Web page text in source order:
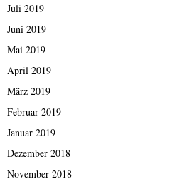
Juli 2019
Juni 2019
Mai 2019
April 2019
März 2019
Februar 2019
Januar 2019
Dezember 2018
November 2018